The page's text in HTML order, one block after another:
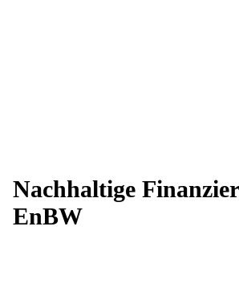
Nachhaltige
EnBW